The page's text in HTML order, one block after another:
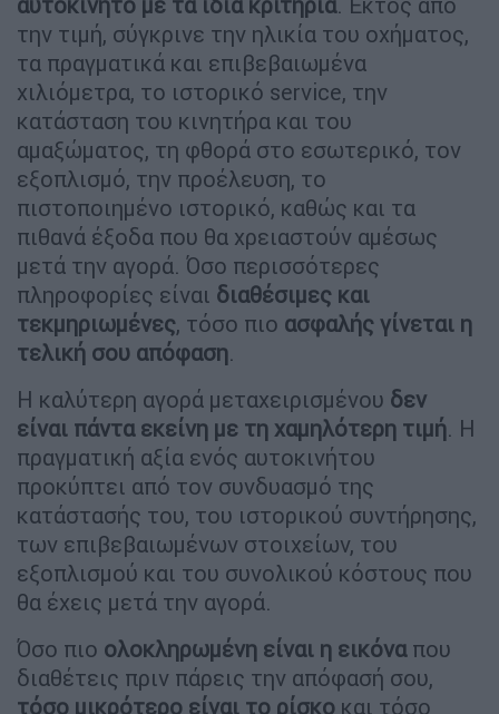
την τιμή, σύγκρινε την ηλικία του οχήματος,
τα πραγματικά και επιβεβαιωμένα
χιλιόμετρα, το ιστορικό service, την
κατάσταση του κινητήρα και του
αμαξώματος, τη φθορά στο εσωτερικό, τον
εξοπλισμό, την προέλευση, το
πιστοποιημένο ιστορικό, καθώς και τα
πιθανά έξοδα που θα χρειαστούν αμέσως
μετά την αγορά. Όσο περισσότερες
πληροφορίες είναι διαθέσιμες και
τεκμηριωμένες, τόσο πιο ασφαλής γίνεται η
τελική σου απόφαση.
Η καλύτερη αγορά μεταχειρισμένου δεν
είναι πάντα εκείνη με τη χαμηλότερη τιμή. Η
πραγματική αξία ενός αυτοκινήτου
προκύπτει από τον συνδυασμό της
κατάστασής του, του ιστορικού συντήρησης,
των επιβεβαιωμένων στοιχείων, του
εξοπλισμού και του συνολικού κόστους που
θα έχεις μετά την αγορά.
Όσο πιο ολοκληρωμένη είναι η εικόναπου
διαθέτεις πριν πάρεις την απόφασή σου,
τόσο μικρότερο είναι το ρίσκο και τόσο